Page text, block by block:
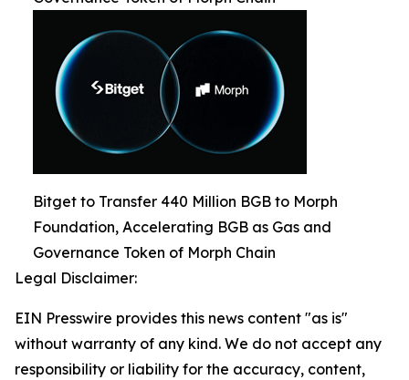
Bitget to Transfer 440 Million BGB to Morph
Foundation, Accelerating BGB as Gas and
Governance Token of Morph Chain
Legal Disclaimer:
EIN Presswire provides this news content "as is"
without warranty of any kind. We do not accept any
responsibility or liability for the accuracy, content,